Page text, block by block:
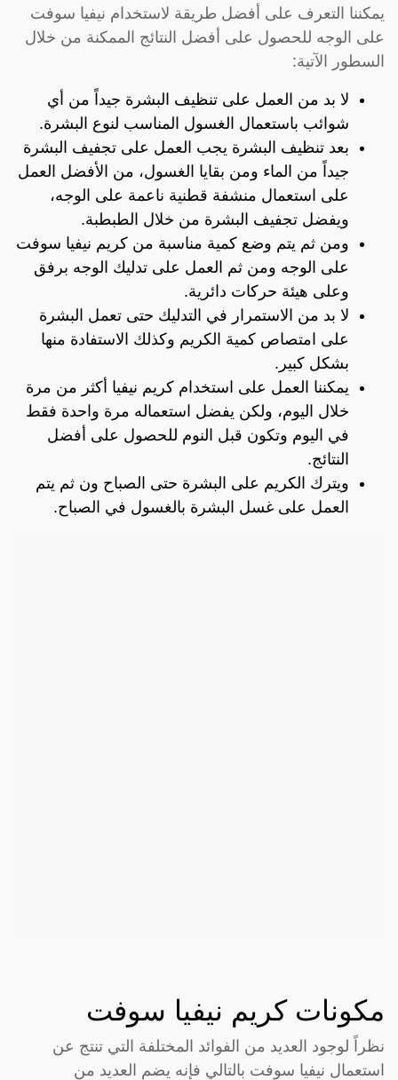
يمكننا التعرف على أفضل طريقة لاستخدام نيفيا سوفت
على الوجه للحصول على أفضل النتائج الممكنة من خلال
السطور الآتية:
لا بد من العمل على تنظيف البشرة جيداً من أي
شوائب باستعمال الغسول المناسب لنوع البشرة.
بعد تنظيف البشرة يجب العمل على تجفيف البشرة
جيداً من الماء ومن بقايا الغسول، من الأفضل العمل
على استعمال منشفة قطنية ناعمة على الوجه،
ويفضل تجفيف البشرة من خلال الطبطبة.
ومن ثم يتم وضع كمية مناسبة من كريم نيفيا سوفت
على الوجه ومن ثم العمل على تدليك الوجه برفق
وعلى هيئة حركات دائرية.
لا بد من الاستمرار في التدليك حتى تعمل البشرة
على امتصاص كمية الكريم وكذلك الاستفادة منها
بشكل كبير.
يمكننا العمل على استخدام كريم نيفيا أكثر من مرة
خلال اليوم، ولكن يفضل استعماله مرة واحدة فقط
في اليوم وتكون قبل النوم للحصول على أفضل
النتائج.
ويترك الكريم على البشرة حتى الصباح ون ثم يتم
العمل على غسل البشرة بالغسول في الصباح.
مكونات كريم نيفيا سوفت
نظراً لوجود العديد من الفوائد المختلفة التي تنتج عن
استعمال نيفيا سوفت بالتالي فإنه يضم العديد من